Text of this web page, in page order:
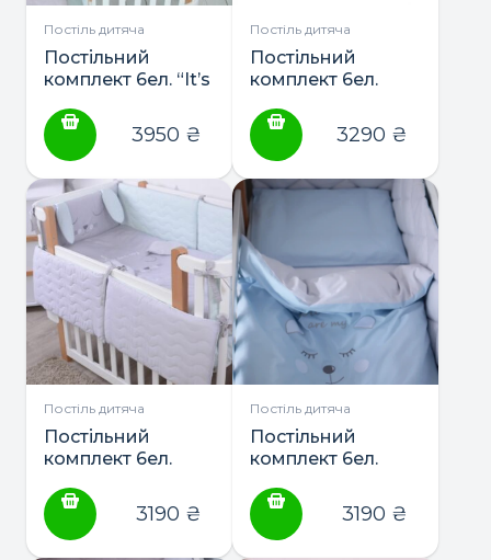
Постіль дитяча
Постільний
комплект 6ел. “It’s
Veres
3950 ₴
Постіль дитяча
Постільний
комплект 6ел.
Baby Veres3290 ₴
Постіль дитяча
Постільний
комплект 6ел.
Baby Veres3190 ₴
Постіль дитяча
Постільний
комплект 6ел.
ТМ Baby Veres
3190 ₴